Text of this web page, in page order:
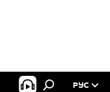
РУС